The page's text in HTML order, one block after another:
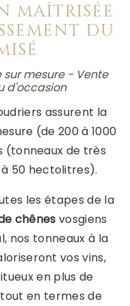
maîtrisée
du
mesure - Vente
d'occasion
assurent la
(de 200 à 1000
(tonneaux de très
50 hectolitres).
les étapes de la
chênes vosgiens
nos tonneaux à la
vos vins,
en plus de
en termes de